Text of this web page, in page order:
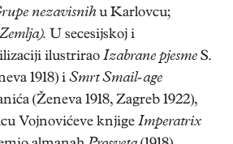
nezavisnihu Karlovcu;
U secesijskoj i
ilustrirao Izabrane pjesme S.
1918) i Smrt Smail-age
(Ženeva 1918, Zagreb 1922),
Vojnovićeve knjige Imperatrix